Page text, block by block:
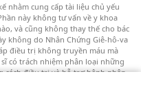
nhằm cung cấp tài liệu chủ yếu
này không tư vấn về y khoa
và cũng không thay thế cho bác
không do Nhân Chứng Giê-hô-va
điều trị không truyền máu mà
có trách nhiệm phân loại những
cách điều trị và hỗ trợ bệnh nhân
pháp được liệt kê đều thích